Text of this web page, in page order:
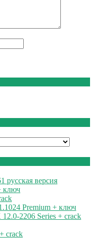
русская версия
ключ
Premium + ключ
2206 Series + crack
crack